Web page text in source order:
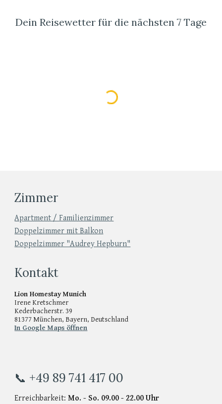
Dein Reisewetter für die nächsten 7 Tage
Zimmer
Apartment / Familienzimmer
Doppelzimmer mit Balkon
Doppelzimmer "Audrey Hepburn"
Kontakt
Lion Homestay Munich
Irene Kretschmer
Kederbacherstr. 39
81377 München, Bayern, Deutschland
In Google Maps öffnen
📞 +49 89 741 417 00
Erreichbarkeit:Mo. - So. 09.00 - 22.00 Uhr